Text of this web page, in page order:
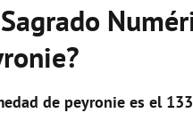
o
de peyronie es el 133